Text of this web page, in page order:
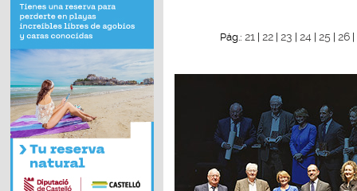
Pág.: 21| 22| 23 24| 25| 26|